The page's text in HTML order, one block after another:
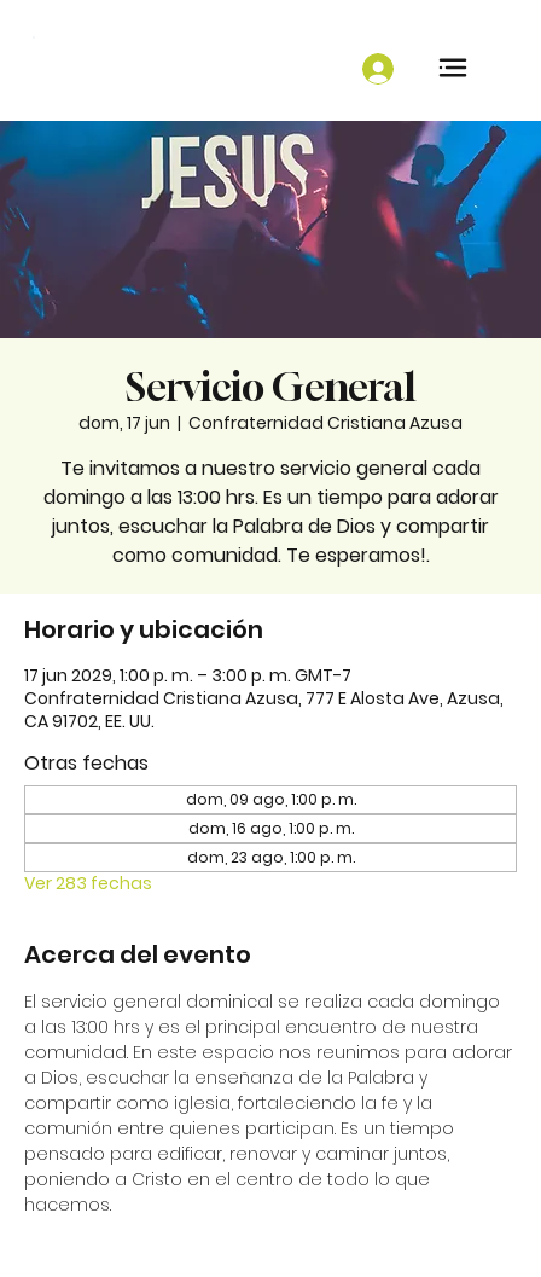
Servicio General
dom, 17 jun
  |
Confraternidad Cristiana Azusa
Te invitamos a nuestro servicio general cada
domingo a las 13:00 hrs. Es un tiempo para adorar
juntos, escuchar la Palabra de Dios y compartir
como comunidad. Te esperamos!.
Horario y ubicación
17 jun 2029, 1:00 p. m. – 3:00 p. m. GMT-7
Confraternidad Cristiana Azusa, 777 E Alosta Ave, Azusa,
CA 91702, EE. UU.
Otras fechas
dom, 09 ago, 1:00 p. m.
dom, 16 ago, 1:00 p. m.
dom, 23 ago, 1:00 p. m.
Ver 283 fechas
Acerca del evento
El servicio general dominical se realiza cada domingo
a las 13:00 hrs y es el principal encuentro de nuestra
comunidad. En este espacio nos reunimos para adorar
a Dios, escuchar la enseñanza de la Palabra y
compartir como iglesia, fortaleciendo la fe y la
comunión entre quienes participan. Es un tiempo
pensado para edificar, renovar y caminar juntos,
poniendo a Cristo en el centro de todo lo que
hacemos.